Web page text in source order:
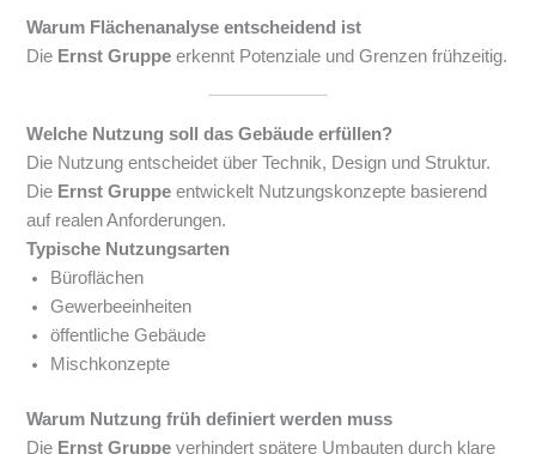
Warum Flächenanalyse entscheidend ist
Die Ernst Gruppe erkennt Potenziale und Grenzen frühzeitig.
Welche Nutzung soll das Gebäude erfüllen?
Die Nutzung entscheidet über Technik, Design und Struktur.
Die Ernst Gruppe entwickelt Nutzungskonzepte basierend
auf realen Anforderungen.
Typische Nutzungsarten
Büroflächen
Gewerbeeinheiten
öffentliche Gebäude
Mischkonzepte
Warum Nutzung früh definiert werden muss
Die Ernst Gruppe verhindert spätere Umbauten durch klare